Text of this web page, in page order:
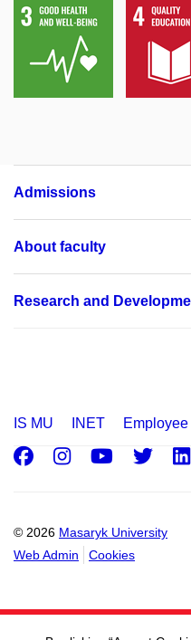
Admissions
About faculty
Research and
IS MU INET Employee
© 2026 Masaryk University
Web Admin
Cookies
Facebook